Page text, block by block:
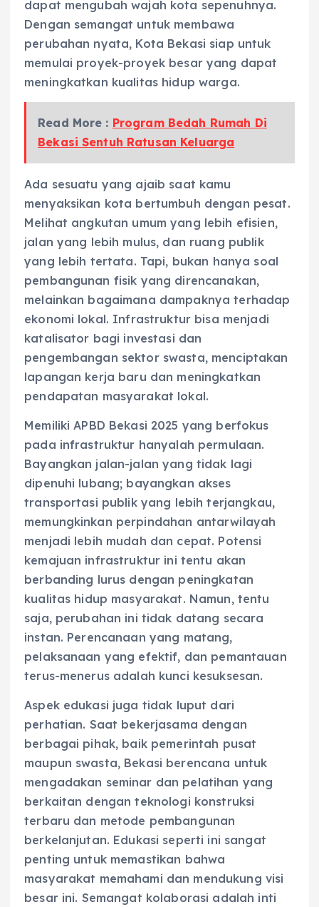
dapat mengubah wajah kota sepenuhnya.
Dengan semangat untuk membawa
perubahan nyata, Kota Bekasi siap untuk
memulai proyek-proyek besar yang dapat
meningkatkan kualitas hidup warga.
Read More : Program Bedah Rumah Di
Bekasi Sentuh Ratusan Keluarga
Ada sesuatu yang ajaib saat kamu
menyaksikan kota bertumbuh dengan pesat.
Melihat angkutan umum yang lebih efisien,
jalan yang lebih mulus, dan ruang publik
yang lebih tertata. Tapi, bukan hanya soal
pembangunan fisik yang direncanakan,
melainkan bagaimana dampaknya terhadap
ekonomi lokal. Infrastruktur bisa menjadi
katalisator bagi investasi dan
pengembangan sektor swasta, menciptakan
lapangan kerja baru dan meningkatkan
pendapatan masyarakat lokal.
Memiliki APBD Bekasi 2025 yang berfokus
pada infrastruktur hanyalah permulaan.
Bayangkan jalan-jalan yang tidak lagi
dipenuhi lubang; bayangkan akses
transportasi publik yang lebih terjangkau,
memungkinkan perpindahan antarwilayah
menjadi lebih mudah dan cepat. Potensi
kemajuan infrastruktur ini tentu akan
berbanding lurus dengan peningkatan
kualitas hidup masyarakat. Namun, tentu
saja, perubahan ini tidak datang secara
instan. Perencanaan yang matang,
pelaksanaan yang efektif, dan pemantauan
terus-menerus adalah kunci kesuksesan.
Aspek edukasi juga tidak luput dari
perhatian. Saat bekerjasama dengan
berbagai pihak, baik pemerintah pusat
maupun swasta, Bekasi berencana untuk
mengadakan seminar dan pelatihan yang
berkaitan dengan teknologi konstruksi
terbaru dan metode pembangunan
berkelanjutan. Edukasi seperti ini sangat
penting untuk memastikan bahwa
masyarakat memahami dan mendukung visi
besar ini. Semangat kolaborasi adalah inti